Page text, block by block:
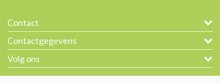
Contact
Contactgegevens
Volg ons